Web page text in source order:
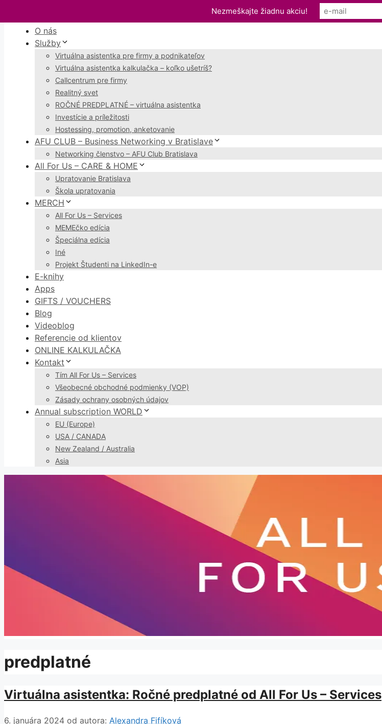
na
obsah
O nás
Služby
Virtuálna asistentka pre firmy a podnikateľov
Virtuálna asistentka kalkulačka – koľko ušetríš?
Callcentrum pre firmy
Realitný svet
ROČNÉ PREDPLATNÉ – virtuálna asistentka
Investície a príležitosti
Hostessing, promotion, anketovanie
AFU CLUB – Business Networking v Bratislave
Networking členstvo – AFU Club Bratislava
All For Us – CARE & HOME
Upratovanie Bratislava
Škola upratovania
MERCH
All For Us – Services
MEMEčko edícia
Špeciálna edícia
Iné
Projekt Študenti na LinkedIn-e
E-knihy
Apps
GIFTS / VOUCHERS
Blog
Videoblog
Referencie od klientov
ONLINE KALKULAČKA
Kontakt
Tím All For Us – Services
Všeobecné obchodné podmienky (VOP)
Zásady ochrany osobných údajov
Annual subscription WORLD
EU (Europe)
USA / CANADA
New Zealand / Australia
Asia
predplatné
Virtuálna asistentka: Ročné predplatné od All For Us – Services
6. januára 2024 od autora: Alexandra Fifíková
Nezmeškajte žiadnu akciu!